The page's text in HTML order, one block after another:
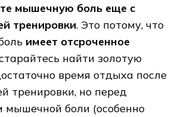
мышечную боль еще с
тренировки. Это потому, что
имеет отсроченное
найти золотую
время отдыха после
тренировки, но перед
мышечной боли (особенно